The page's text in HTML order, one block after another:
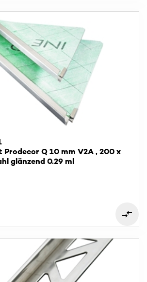
Prodecor Q 10 mm V2A , 200 x
glänzend 0.29 ml